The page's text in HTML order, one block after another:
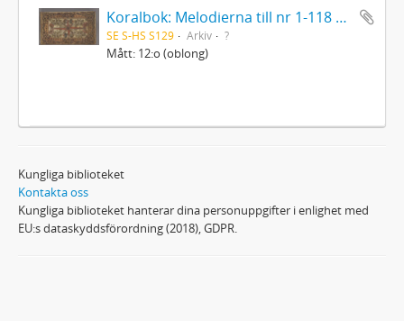
Koralbok: Melodierna till nr 1-118 uti Gamla Psalmboken, enstämmigt satta
SE S-HS S129 Arkiv ?
Mått: 12:o (oblong)
Kungliga biblioteket
Kontakta oss
Kungliga biblioteket hanterar dina personuppgifter i enlighet med
EU:s dataskyddsförordning (2018), GDPR.